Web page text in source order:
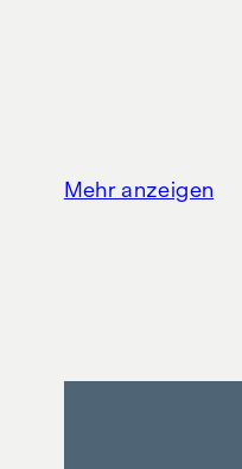
Mehr anzeigen